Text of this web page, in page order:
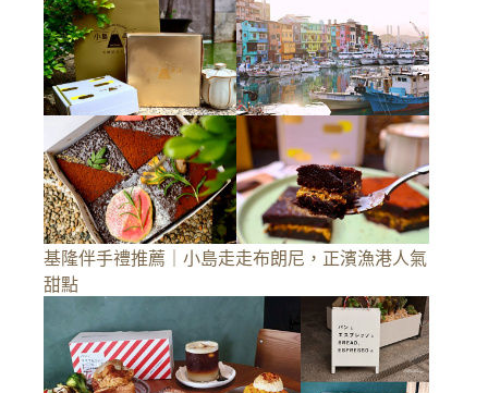
基隆伴手禮推薦｜小島走走布朗尼，正濱漁港人氣
甜點